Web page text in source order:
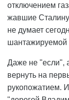
отключением
жавшие Сталину
не думает
шантажируемой
Даже не "если",
вернуть на
рукопожатием. И